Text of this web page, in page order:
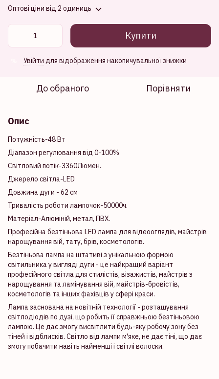
Оптові ціни від 2 одиниць
Купити
Увійти для відображення накопичувальної знижки
До обраного Порівняти
Опис
Потужність-48 Вт
Діапазон регулювання від 0-100%
Світловий потік-3360Люмен.
Джерело світла-LED
Довжина дуги - 62 см
Тривалість роботи лампочок-50000ч.
Матеріал-Алюміній, метал, ПВХ.
Професійна безтіньова LED лампа для відеооглядів, майстрів
нарощування вій, тату, брів, косметологів.
Безтіньова лампа на штативі з унікальною формою
світильника у вигляді дуги - це найкращий варіант
професійного світла для стилістів, візажистів, майстрів з
нарощування та ламінування вій, майстрів-бровістів,
косметологів та інших фахівців у сфері краси.
Лампа заснована на новітній технології - розташування
світлодіодів по дузі, що робить її справжньою безтіньовою
лампою. Це дає змогу висвітлити будь-яку робочу зону без
тіней і відблисків. Світло від лампи м'яке, не дає тіні, що дає
змогу побачити навіть найменші і світлі волоски.